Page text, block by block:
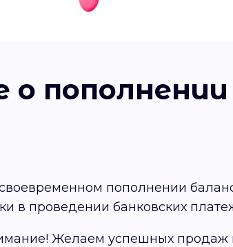
о
пополнении
в проведении банковских
Желаем успешных продаж